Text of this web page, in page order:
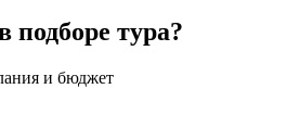
тура?
и бюджет